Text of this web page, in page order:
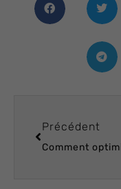
Précédent